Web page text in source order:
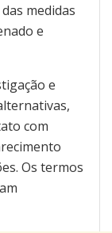
medidas
e
e
com
Os termos